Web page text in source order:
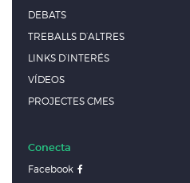
DEBATS
TREBALLS D’ALTRES
LINKS D’INTERÉS
VÍDEOS
PROJECTES CMES
Conecta
Facebook